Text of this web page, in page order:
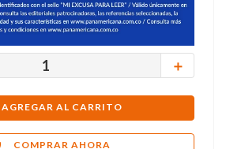
＋
AGREGAR AL CARRITO
COMPRAR AHORA